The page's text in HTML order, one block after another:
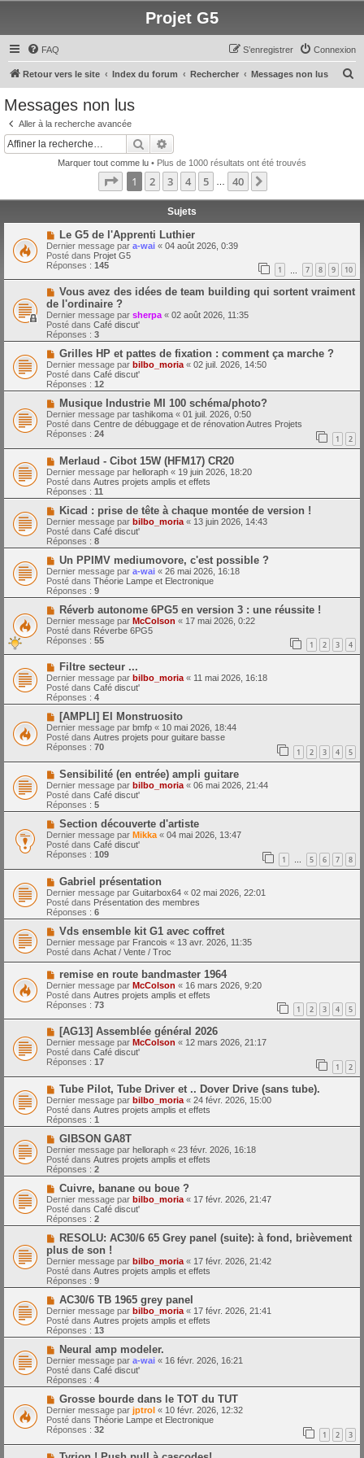
Projet G5
FAQ Connexion
S’enregistrer
Retour vers le site Index du forum Rechercher Messages non lus
Messages non lus
Aller à la recherche avancée
Rechercher
Marquer tout comme lu • Plus de 1000 résultats ont été trouvés
Page 1sur40
1 2 3 4 5 40
Sujets
N
o
u
v
e
a
u
m
e
s
s
a
g
e
Le G5 de l'Apprenti Luthier
Dernier message par a-wai « 04 août 2026, 0:39
Posté dans Projet G5
Réponses : 145 1 7 8 9 10
N
u
v
e
a
u
m
e
s
s
a
g
e
Vous avez des idées de team building qui sortent vraiment
de l'ordinaire ?
Dernier message par sherpa « 02 août 2026, 11:35
Posté dans Café discut'
Réponses : 3
N
o
u
v
e
a
u
m
e
s
s
a
g
e
Grilles HP et pattes de fixation : comment ça marche ?
Dernier message par bilbo_moria « 02 juil. 2026, 14:50
Posté dans Café discut'
Réponses : 12
N
o
u
v
e
a
u
m
e
s
s
a
g
e
Musique Industrie MI 100 schéma/photo?
Dernier message par tashikoma « 01 juil. 2026, 0:50
Posté dans Centre de débuggage et de rénovation Autres Projets
Réponses : 24 1 2
N
o
u
v
e
a
u
m
e
s
s
a
g
e
Merlaud - Cibot 15W (HFM17) CR20
Dernier message par helloraph « 19 juin 2026, 18:20
Posté dans Autres projets amplis et effets
Réponses : 11
N
o
u
v
e
a
m
e
s
s
a
g
e
Kicad : prise de tête à chaque montée de version !
Dernier message par bilbo_moria « 13 juin 2026, 14:43
Posté dans Café discut'
Réponses : 8
N
o
u
v
e
a
u
m
e
s
s
a
g
e
Un PPIMV mediumovore, c'est possible ?
Dernier message par a-wai « 26 mai 2026, 16:18
Posté dans Théorie Lampe et Electronique
Réponses : 9
N
o
u
v
e
a
m
e
s
s
a
g
e
Réverb autonome 6PG5 en version 3 : une réussite !
Dernier message par McColson « 17 mai 2026, 0:22
Posté dans Réverbe 6PG5
Réponses : 55 1 2 3 4
N
o
u
v
e
a
u
m
e
s
s
a
g
e
Filtre secteur ...
Dernier message par bilbo_moria« 11 mai 2026, 16:18
Posté dans Café discut'
Réponses : 4
N
o
u
v
e
a
u
m
e
s
s
a
g
e
[AMPLI] El Monstruosito
Dernier message par bmfp « 10 mai 2026, 18:44
Posté dans Autres projets pour guitare basse
Réponses : 70 1 2 3 4 5
N
o
u
v
e
a
u
m
e
s
s
a
g
e
Sensibilité (en entrée) ampli guitare
Dernier message par bilbo_moria « 06 mai 2026, 21:44
Posté dans Café discut'
Réponses : 5
N
o
u
v
e
a
u
m
e
s
s
a
g
e
Section découverte d'artiste
Dernier message par Mikka « 04 mai 2026, 13:47
Posté dans Café discut'
Réponses : 109 1 … 5 6 7 8
N
o
u
v
e
a
m
e
s
a
g
e
Gabriel présentation
Dernier message par Guitarbox64 « 02 mai 2026, 22:01
Posté dans Présentation des membres
Réponses : 6
N
o
u
v
a
u
m
e
s
s
a
g
e
Vds ensemble kit G1 avec coffret
Dernier message par Francois « 13 avr. 2026, 11:35
Posté dans Achat / Vente / Troc
N
o
u
v
e
a
m
e
s
s
a
g
e
remise en route bandmaster 1964
Dernier message par McColson « 16 mars 2026, 9:20
Posté dans Autres projets amplis et effets
Réponses : 73 1 2 3 4 5
N
o
u
v
e
a
u
m
e
s
s
a
g
e
[AG13] Assemblée général 2026
Dernier message par McColson « 12 mars 2026, 21:17
Posté dans Café discut'
Réponses : 17 1 2
N
o
u
v
e
a
m
e
s
s
a
g
e
Tube Pilot, Tube Driver et .. Dover Drive (sans tube).
Dernier message par bilbo_moria « 24 févr. 2026, 15:00
Posté dans Autres projets amplis et effets
Réponses : 1
N
o
u
v
e
a
m
e
s
s
a
g
e
GIBSON GA8T
Dernier message par helloraph « 23 févr. 2026, 16:18
Posté dans Autres projets amplis et effets
Réponses : 2
N
o
u
v
e
a
u
m
e
s
s
g
e
Cuivre, banane ou boue ?
Dernier message par bilbo_moria « 17 févr. 2026, 21:47
Posté dans Café discut'
Réponses : 2
N
u
v
e
a
m
e
s
s
a
g
e
RESOLU: AC30/6 65 Grey panel (suite): à fond, brièvement
plus de son !
Dernier message par bilbo_moria « 17 févr. 2026, 21:42
Posté dans Autres projets amplis et effets
Réponses : 9
N
o
u
v
e
a
u
m
e
s
s
a
g
e
AC30/6 TB 1965 grey panel
Dernier message par bilbo_moria « 17 févr. 2026, 21:41
Posté dans Autres projets amplis et effets
Réponses : 13
N
o
u
v
e
a
m
e
s
s
a
Neural amp modeler.
Dernier message par a-wai « 16 févr. 2026, 16:21
Posté dans Café discut'
Réponses : 4
N
o
u
v
e
a
u
Grosse bourde dans le TOT du TUT
Dernier message par jptrol « 10 févr. 2026, 12:32
Posté dans Théorie Lampe et Electronique
Réponses : 32 1 2 3
N